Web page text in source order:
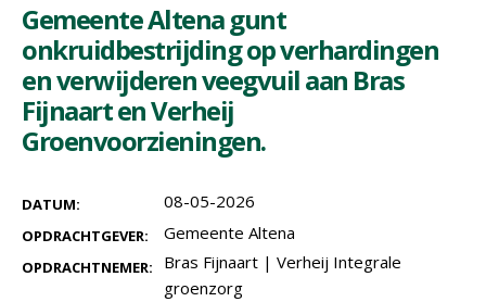
Gemeente Altena gunt
onkruidbestrijding op verhardingen
en verwijderen veegvuil aan Bras
Fijnaart en Verheij
Groenvoorzieningen.
DATUM: 08-05-2026
OPDRACHTGEVER: Gemeente Altena
OPDRACHTNEMER: Bras Fijnaart | Verheij Integrale
groenzorg